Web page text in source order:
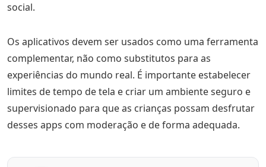
social.
Os aplicativos devem ser usados como uma ferramenta
complementar, não como substitutos para as
experiências do mundo real. É importante estabelecer
limites de tempo de tela e criar um ambiente seguro e
supervisionado para que as crianças possam desfrutar
desses apps com moderação e de forma adequada.